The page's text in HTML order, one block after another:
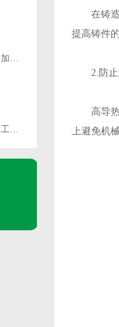
喷砂玻璃珠适合工件去应力加工吗
轮胎平衡珠是怎么工作的？工作原理是什么？
在铸造
提高铸件
2.防止“
高导热
上避免机